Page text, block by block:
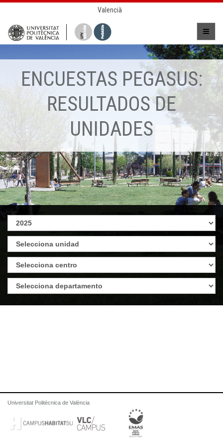
Valencià
ENCUESTAS PEGASUS:
RESULTADOS DE
UNIDADES
Universitat Politècnica de València